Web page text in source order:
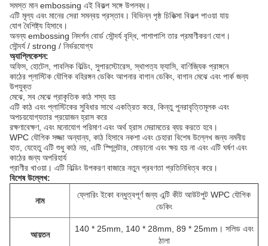
সমস্ত মান embossing এই বিকল্প সঙ্গে উপলব্ধ।
এটি মূল্য এবং মানের সেরা সমন্বয় প্রস্তাব। বিভিন্ন পৃষ্ঠ চিকিত্সা বিকল্প পাওয়া যায়
যোগ বৈশিষ্ট্য হিসাবে।
অনন্য embossing নিদর্শন বোর্ড সৌন্দর্য বৃদ্ধি, পাশাপাশি তার প্রমাণীকরণ যোগ।
সৌন্দর্য / strong / নির্ভরযোগ্য
অ্যাপ্লিকেশন:
অফিস, হোটেল, পাবলিক বিল্ডিং, সুপারস্টোরেস, স্থাপত্য ফ্যাসি, বাণিজ্যিক প্রাঙ্গনে
কাঠের প্লাস্টিক যৌগিক বহিরঙ্গন ডেকিং আপনার বাগান ডেকিং, বাগান মেঝে এবং পার্ক জন্য
উপযুক্ত
মেঝে, সব মেঝে প্রাকৃতিক কাঠ শস্য হয়
এটি কাঠ এবং প্লাস্টিকের সুবিধার সাথে একত্রিত করে, কিন্তু পুনরাবৃত্তিমূলক এবং
অপচয়যোগ্যতার প্রয়োজন হ্রাস করে
রক্ষণাবেক্ষণ, এবং মনোযোগ পরিমাণ এবং অর্থ হ্রাস মেরামতের ব্যয় করতে হবে।
WPC যৌগিক সজ্জা অন্যান্য, কাঠ হিসাবে নকশা এবং চেহারা বিশেষ উল্লেখ জন্য নমনীয়
হাত, যেহেতু এটি শুধু কাঠ নয়, এটি স্প্লিন্টার, মোড়ানো এবং ক্ষয় হয় না এবং এটি ঘর্ষণ এবং
কাঠের জন্য অপরিহার্য
প্রাণীর খাওয়া। এটি বিল্ডিং উপকরণ বাজারে নতুন প্রবণতা প্রতিনিধিত্ব করে।
বিশেষ উল্লেখ:
নাম
ফ্লোরিং ইকো বন্ধুত্বপূর্ণ জন্য এন্টি কীট আউটপুট WPC যৌগিক
ডেকিং
আয়তন
140 * 25mm, 140 * 28mm, 89 * 25mm। সলিড এবং
ঠালা